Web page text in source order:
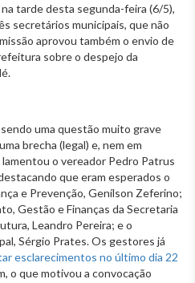
tarde desta segunda-feira (6/5),
secretários municipais, que não
aprovou também o envio de
sobre o despejo da
uma questão muito grave
brecha (legal) e, nem em
o vereador Pedro Patrus
que eram esperados o
e Prevenção, Genílson Zeferino;
Gestão e Finanças da Secretaria
Leandro Pereira; e o
Sérgio Prates. Os gestores já
esclarecimentos no último dia 22
o que motivou a convocação